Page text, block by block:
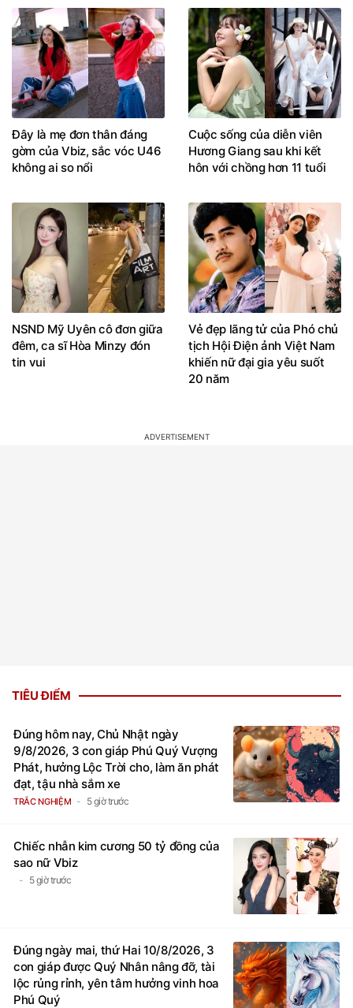
Đây là mẹ đơn thân đáng
gờm của Vbiz, sắc vóc U46
không ai so nổi
Cuộc sống của diễn viên
Hương Giang sau khi kết
hôn với chồng hơn 11 tuổi
NSND Mỹ Uyên cô đơn giữa
đêm, ca sĩ Hòa Minzy đón
tin vui
Vẻ đẹp lãng tử của Phó chủ
tịch Hội Điện ảnh Việt Nam
khiến nữ đại gia yêu suốt
20 năm
TIÊU ĐIỂM
Đúng hôm nay, Chủ Nhật ngày
9/8/2026, 3 con giáp Phú Quý Vượng
Phát, hưởng Lộc Trời cho, làm ăn phát
đạt, tậu nhà sắm xe
TRẮC NGHIỆM 5 giờ trước
Chiếc nhẫn kim cương 50 tỷ đồng của
sao nữ Vbiz
5 giờ trước
Đúng ngày mai, thứ Hai 10/8/2026, 3
con giáp được Quý Nhân nâng đỡ, tài
lộc rủng rỉnh, yên tâm hưởng vinh hoa
Phú Quý